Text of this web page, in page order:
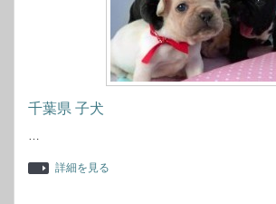
千葉県 子犬
…
詳細を見る